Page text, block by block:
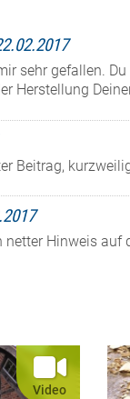
sehr gefallen.
Herstellung
Beitrag,
netter Hinweis
Video